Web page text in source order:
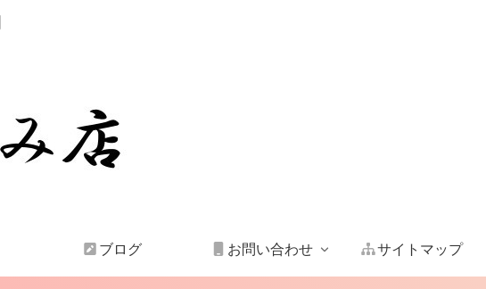
ブログ お問い合わせ サイトマップ